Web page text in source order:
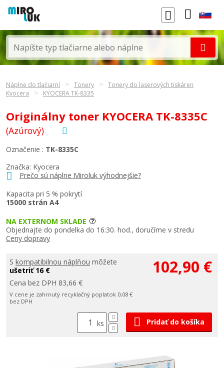
Náplne do tlačiarní Tonery
Tonery do laserových tiskáren
Kyocera
KYOCERA TK-8335
Originálny toner KYOCERA TK-8335C
(Azúrový)
Značka: Kyocera
Prečo sú náplne Miroluk výhodnejšie?
Kapacita pri 5 % pokrytí
15000 strán A4
Označenie : TK-8335C
NA EXTERNOM SKLADE
Objednajte do pondelka do 16:30. hod., doručíme v stredu
Ceny dopravy
S kompatibilnou náplňou môžete
ušetriť 16 €
Cena bez DPH 83,66 €
V cene je zahrnutý recyklačný poplatok 0,08 €
bez DPH
102,90 €
ks Pridať do košíka